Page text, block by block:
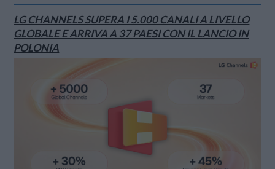
LG CHANNELS SUPERA I 5.000 CANALI A LIVELLO
GLOBALE E ARRIVA A 37 PAESI CON IL LANCIO IN
POLONIA